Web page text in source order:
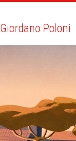
Giordano Poloni